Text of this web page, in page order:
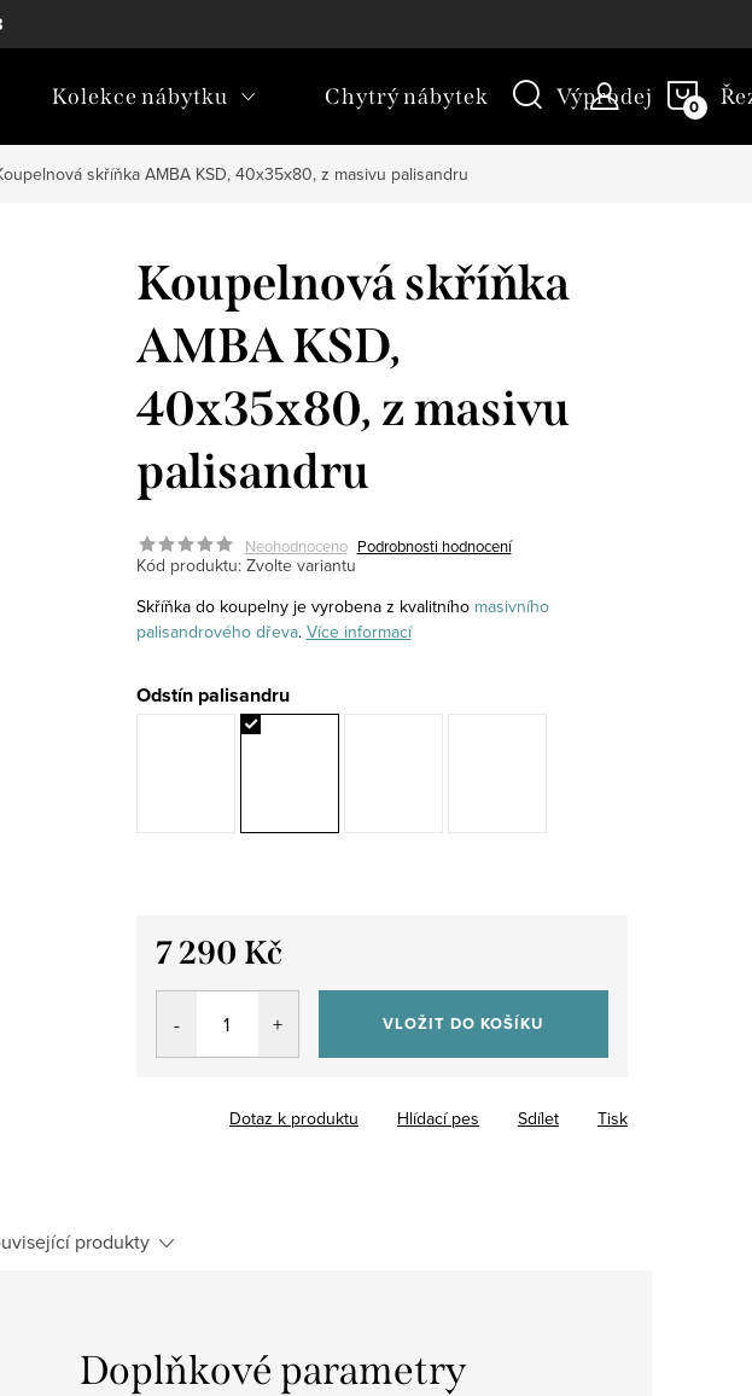
ke stažení
Kolekce nábytku Chytrý nábytek Výprodej
skříňka AMBA KSD, 40x35x80, z masivu palisandru
Koupelnová skříňka
AMBA KSD,
40x35x80, z masivu
palisandru
Neohodnoceno Podrobnosti hodnocení
Kód produktu: Zvolte variantu
Skříňka do koupelny je vyrobena z kvalitního masivního
palisandrového dřeva. Více informací
Odstín palisandru
7 290 Kč
Měrná
VLOŽIT DO KOŠÍKU
Tisk
Dotaz k produktu Hlídací pes Sdílet
produkty
Doplňkové parametry